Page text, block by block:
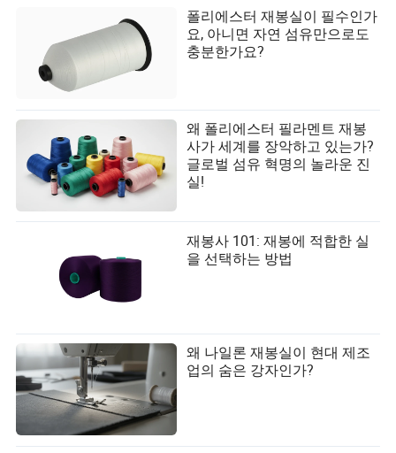
폴리에스터 재봉실이 필수인가
요, 아니면 자연 섬유만으로도
충분한가요?
왜 폴리에스터 필라멘트 재봉
사가 세계를 장악하고 있는가?
글로벌 섬유 혁명의 놀라운 진
실!
재봉사 101: 재봉에 적합한 실
을 선택하는 방법
왜 나일론 재봉실이 현대 제조
업의 숨은 강자인가?